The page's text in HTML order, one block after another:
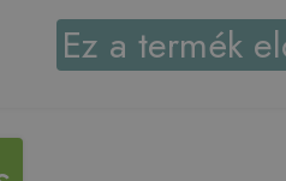
Ez a termék